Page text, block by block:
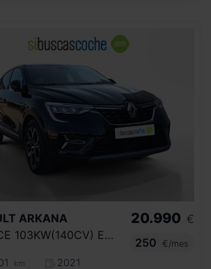
ARKANA
ZEN TCE 103KW(140CV) EDC MICRO HÍBRIDO
km
2021
20.990 €
250
€/mes